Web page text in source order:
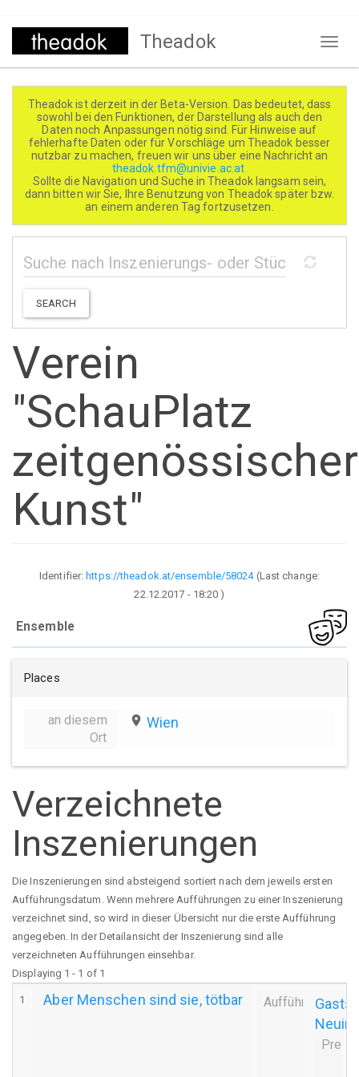
Direkt
Theadok
Theadok ist derzeit in der Beta-Version. Das bedeutet, dass
sowohl bei den Funktionen, der Darstellung als auch den
Daten noch Anpassungen nötig sind. Für Hinweise auf
fehlerhafte Daten oder für Vorschläge um Theadok besser
nutzbar zu machen, freuen wir uns über eine Nachricht an
theadok.tfm@univie.ac.at
Sollte die Navigation und Suche in Theadok langsam sein,
dann bitten wir Sie, Ihre Benutzung von Theadok später bzw.
an einem anderen Tag fortzusetzen.
SEARCH
Verein
"SchauPlatz
zeitgenössischer
Kunst"
Identifier:https://theadok.at/ensemble/58024(Last change:
22.12.2017 - 18:20 )
Ensemble
Places
an diesem
Ort
place Wien
Verzeichnete
Inszenierungen
Die Inszenierungen sind absteigend sortiert nach dem jeweils ersten
Aufführungsdatum. Wenn mehrere Aufführungen zu einer Inszenierung
verzeichnet sind, so wird in dieser Übersicht nur die erste Aufführung
angegeben. In der Detailansicht der Inszenierung sind alle
verzeichneten Aufführungen einsehbar.
Displaying 1 - 1 of 1
1 Aber Menschen sind sie, tötbar Aufführung